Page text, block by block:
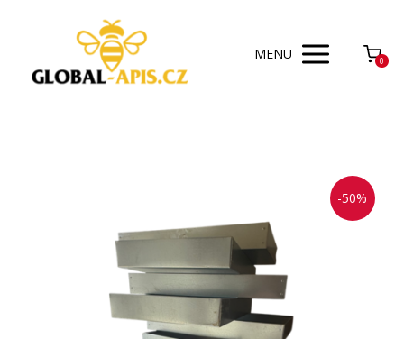
MENU 0
-50%